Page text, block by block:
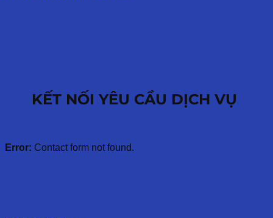
KẾT NỐI YÊU CẦU DỊCH VỤ
Error: Contact form not found.